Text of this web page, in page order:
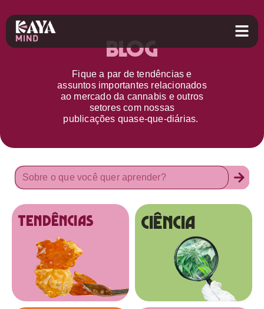
Blog
Fique a par detendências e
assuntos importantes relacionados
ao mercado da cannabis e outros
setorescom nossas
publicações quase-que-diárias.
tendências Ciência